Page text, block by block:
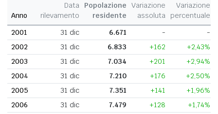
Anno
Data
rilevamento
Popolazione
residente
Variazione
assoluta
Variazione
percentuale
2001
31 dic 6.671 -
-
2002
31 dic 6.833 +162
+2,43%
2003
31 dic 7.034 +201
+2,94%
2004
31 dic 7.210 +176
+2,50%
2005
31 dic 7.351 +141
+1,96%
2006
31 dic 7.479 +128
+1,74%